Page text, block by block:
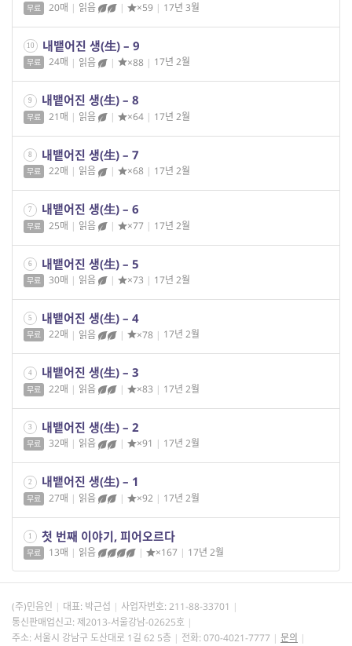
무료 20매 | 읽음 | ×59 | 17년 3월
10 내뱉어진 생(生) – 9
무료 24매 | 읽음 | ×88 | 17년 2월
9 내뱉어진 생(生) – 8
무료 21매 | 읽음 | ×64 | 17년 2월
8 내뱉어진 생(生) – 7
무료 22매 | 읽음 | ×68 | 17년 2월
7 내뱉어진 생(生) – 6
무료 25매 | 읽음 | ×77 | 17년 2월
6 내뱉어진 생(生) – 5
무료 30매 | 읽음 | ×73 | 17년 2월
5 내뱉어진 생(生) – 4
무료 22매 | 읽음 | ×78 | 17년 2월
4 내뱉어진 생(生) – 3
무료 22매 | 읽음 | ×83 | 17년 2월
3 내뱉어진 생(生) – 2
무료 32매 | 읽음 | ×91 | 17년 2월
2 내뱉어진 생(生) – 1
무료 27매 | 읽음 | ×92 | 17년 2월
1 첫 번째 이야기, 피어오르다
무료 13매 | 읽음 | ×167 | 17년 2월
(주)민음인 대표: 박근섭 사업자번호: 211-88-33701
통신판매업신고: 제2013-서울강남-02625호
주소: 서울시 강남구 도산대로 1길 62 5층
전화: 070-4021-7777 문의